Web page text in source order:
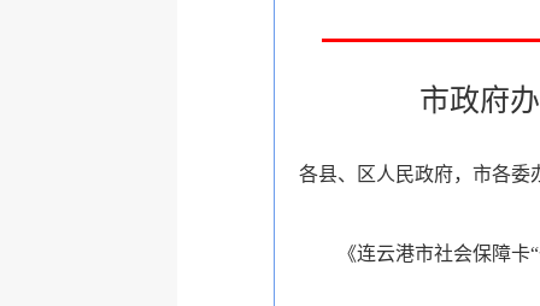
市政府
各县、区人民政府，市各委
《连云港市社会保障